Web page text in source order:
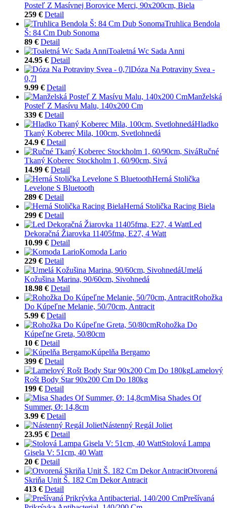
Posteľ Z Masívnej Borovice Merci, 90x200cm, Biela
259 € Detail
Truhlica Bendola
Š: 84 Cm Dub Sonoma
89 € Detail
Toaletná Wc Sada Anni
24.95 € Detail
Dóza Na Potraviny Svea -
0,7l
9.99 € Detail
Manželská
Posteľ Z Masívu Malu, 140x200 Cm
339 € Detail
Hladko
Tkaný Koberec Mila, 100cm, Svetlohnedá
24.9 € Detail
Ručné
Tkaný Koberec Stockholm 1, 60/90cm, Sivá
14.99 € Detail
Herná Stolička
Levelone S Bluetooth
289 € Detail
Herná Stolička Racing Biela
299 € Detail
Led
Dekoračná Žiarovka 11405fma, E27, 4 Watt
10.99 € Detail
Komoda Lario
229 € Detail
Umelá
Kožušina Marina, 90/60cm, Sivohnedá
18.98 € Detail
Rohožka
Do Kúpeľne Melanie, 50/70cm, Antracit
5.99 € Detail
Rohožka Do
Kúpeľne Greta, 50/80cm
10 € Detail
Kúpelňa Bergamo
399 € Detail
Lamelový
Rošt Body Star 90x200 Cm Do 180kg
199 € Detail
Misa Shades Of
Summer, Ø: 14,8cm
3.99 € Detail
Nástenný Regál Joliet
23.95 € Detail
Stolová Lampa
Gisela V: 51cm, 40 Watt
20 € Detail
Otvorená
Skriňa Unit Š. 182 Cm Dekor Antracit
413 € Detail
Prešívaná